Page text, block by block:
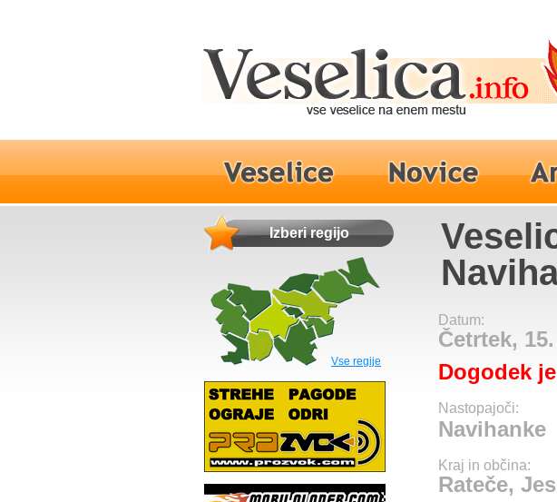
Izberi regijo
Vse regije
Datum:
Četrtek,
Dogodek
Nastopajoči:
Navihanke
Kraj in občina:
Rateče,